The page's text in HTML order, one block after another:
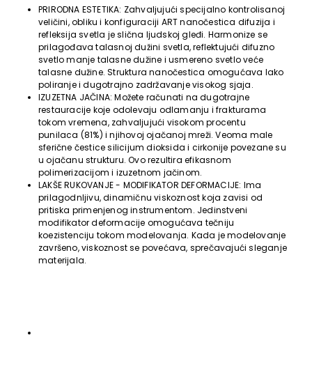
PRIRODNA ESTETIKA: Zahvaljujući specijalno kontrolisanoj
veličini, obliku i konfiguraciji ART nanočestica difuzija i
refleksija svetla je slična ljudskoj gleđi. Harmonize se
prilagođava talasnoj dužini svetla, reflektujući difuzno
svetlo manje talasne dužine i usmereno svetlo veće
talasne dužine. Struktura nanočestica omogućava lako
poliranje i dugotrajno zadržavanje visokog sjaja.
IZUZETNA JAČINA: Možete računati na dugotrajne
restauracije koje odolevaju odlamanju i frakturama
tokom vremena, zahvaljujući visokom procentu
punilaca (81%) i njihovoj ojačanoj mreži. Veoma male
sferične čestice silicijum dioksida i cirkonije povezane su
u ojačanu strukturu. Ovo rezultira efikasnom
polimerizacijom i izuzetnom jačinom.
LAKŠE RUKOVANJE - MODIFIKATOR DEFORMACIJE: Ima
prilagodnljivu, dinamičnu viskoznost koja zavisi od
pritiska primenjenog instrumentom. Jedinstveni
modifikator deformacije omogućava tečniju
koezistenciju tokom modelovanja. Kada je modelovanje
završeno, viskoznost se povećava, sprečavajući sleganje
materijala.